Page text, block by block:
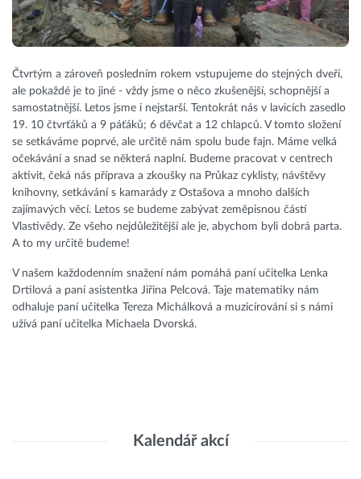
Čtvrtým a zároveň posledním rokem vstupujeme do stejných dveří,
ale pokaždé je to jiné - vždy jsme o něco zkušenější, schopnější a
samostatnější. Letos jsme i nejstarší. Tentokrát nás v lavicích zasedlo
19. 10 čtvrťáků a 9 páťáků; 6 děvčat a 12 chlapců. V tomto složení
se setkáváme poprvé, ale určitě nám spolu bude fajn. Máme velká
očekávání a snad se některá naplní. Budeme pracovat v centrech
aktivit, čeká nás příprava a zkoušky na Průkaz cyklisty, návštěvy
knihovny, setkávání s kamarády z Ostašova a mnoho dalších
zajímavých věcí. Letos se budeme zabývat zeměpisnou částí
Vlastivědy. Ze všeho nejdůležitější ale je, abychom byli dobrá parta.
A to my určitě budeme!
V našem každodenním snažení nám pomáhá paní učitelka Lenka
Drtilová a paní asistentka Jiřina Pelcová. Taje matematiky nám
odhaluje paní učitelka Tereza Michálková a muzicírování si s námi
užívá paní učitelka Michaela Dvorská.
Kalendář akcí